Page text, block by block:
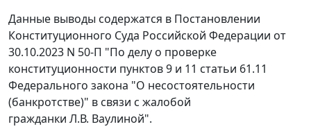
Данные выводы содержатся в Постановлении
Конституционного Суда Российской Федерации от
30.10.2023 N 50-П "По делу о проверке
конституционности пунктов 9 и 11 статьи 61.11
Федерального закона "О несостоятельности
(банкротстве)" в связи с жалобой
гражданки Л.В. Ваулиной".